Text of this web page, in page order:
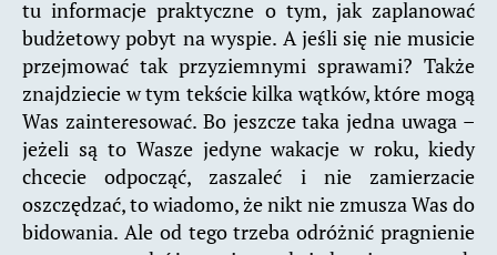
tu informacje praktyczne o tym, jak zaplanować
budżetowy pobyt na wyspie. A jeśli się nie musicie
przejmować tak przyziemnymi sprawami? Także
znajdziecie w tym tekście kilka wątków, które mogą
Was zainteresować. Bo jeszcze taka jedna uwaga –
jeżeli są to Wasze jedyne wakacje w roku, kiedy
chcecie odpocząć, zaszaleć i nie zamierzacie
oszczędzać, to wiadomo, że nikt nie zmusza Was do
bidowania. Ale od tego trzeba odróżnić pragnienie